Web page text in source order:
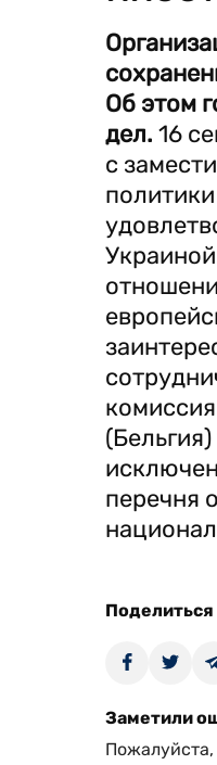
Об этом
дел. 16
с
перечня
Поделиться
Заметили